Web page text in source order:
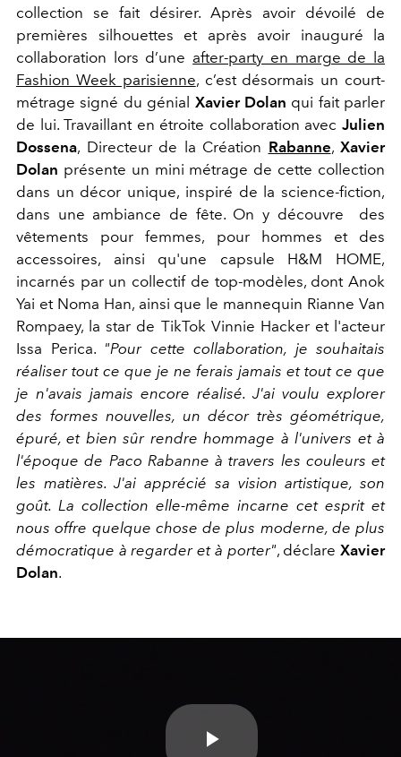
collection se fait désirer. Après avoir dévoilé de
premières silhouettes et après avoir inauguré la
collaboration lors d’une after-party en marge de la
Fashion Week parisienne, c’est désormais un court-
métrage signé du génial Xavier Dolan qui fait parler
de lui. Travaillant en étroite collaboration avec Julien
Dossena, Directeur de la Création Rabanne, Xavier
Dolan présente un mini métrage de cette collection
dans un décor unique, inspiré de la science-fiction,
dans une ambiance de fête. On y découvre
des
vêtements pour femmes, pour hommes et des
accessoires, ainsi qu'une capsule H&M HOME,
incarnés par un collectif de top-modèles, dont Anok
Yai et Noma Han, ainsi que le mannequin Rianne Van
Rompaey, la star de TikTok Vinnie Hacker et l'acteur
Issa Perica. "Pour cette collaboration, je souhaitais
réaliser tout ce que je ne ferais jamais et tout ce que
je n'avais jamais encore réalisé. J'ai voulu explorer
des formes nouvelles, un décor très géométrique,
épuré, et bien sûr rendre hommage à l'univers et à
l'époque de Paco Rabanne à travers les couleurs et
les matières. J'ai apprécié sa vision artistique, son
goût. La collection elle-même incarne cet esprit et
nous offre quelque chose de plus moderne, de plus
démocratique à regarder et à porter", déclareXavier
Dolan.